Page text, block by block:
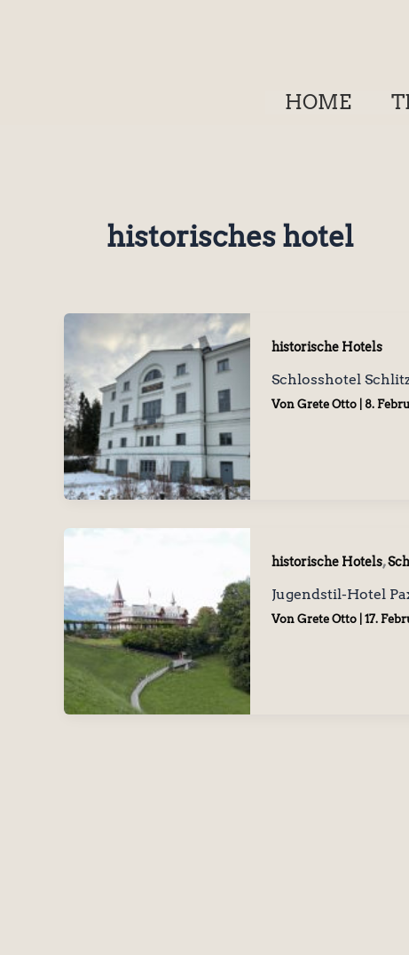
HOME
historisches hotel
historische Hotels
Schlosshotel
Von Grete Otto 8.
historische Hotels,
Jugendstil-Hotel
Von Grete Otto 17.